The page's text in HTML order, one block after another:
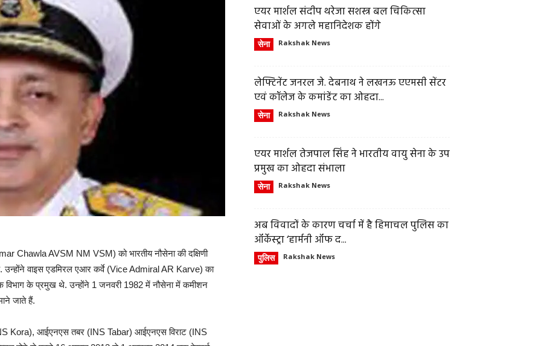
Chawla AVSM NM VSM) को भारतीय नौसेना की दक्षिणी
वाइस एडमिरल एआर कर्वे (Vice Admiral AR Karve) का
विभाग के प्रमुख थे. उन्होंने 1 जनवरी 1982 में नौसेना में कमीशन
जाते हैं.
Kora), आईएनएस तबर (INS Tabar) आईएनएस विराट (INS
एयर मार्शल संदीप थरेजा सशस्त्र बल चिकित्सा
सेवाओं के अगले महानिदेशक होंगे
सेना Rakshak News
लेफ्टिनेंट जनरल जे. देबनाथ ने लखनऊ एएमसी सेंटर
एवं कॉलेज के कमांडेंट का ओहदा...
सेना Rakshak News
एयर मार्शल तेजपाल सिंह ने भारतीय वायु सेना के उप
प्रमुख का ओहदा संभाला
सेना Rakshak News
अब विवादों के कारण चर्चा में है हिमाचल पुलिस का
ऑर्केस्ट्रा ‘हार्मनी ऑफ द...
पुलिस Rakshak News